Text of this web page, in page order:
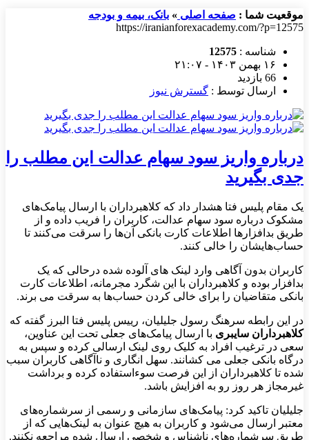
موقعیت شما : صفحه اصلی » بانک، بیمه و بودجه
https://iranianforexacademy.com/?p=12575
شناسه : 12575
۱۶ بهمن ۱۴۰۳ - ۲۱:۰۷
66 بازدید
ارسال توسط : گسترش نیوز
درباره واریز سود سهام عدالت این مطلب را
جدی بگیرید
یک مقام پلیس فتا هشدار داد که کلاهبرداران با ارسال پیامک‌های
مشکوک درباره سود سهام عدالت، کاربران را فریب داده و از
طریق بدافزارها اطلاعات کارت بانکی آن‌ها را سرقت می‌کنند تا
حساب‌هایشان را خالی کنند.
کاربران بدون آگاهی وارد لینک های آلوده شده درحالی که یک
بدافزار بوده و کلاهبرداران با این شگرد مجرمانه، اطلاعات کارت
بانکی متقاضیان را برای خالی کردن حساب‌ها به سرقت می برند.
در این رابطه سرهنگ رسول جلیلیان، رییس پلیس فتا البرز گفته که
کلاهبرداران سایبری با ارسال پیامک‌های جعلی تحت این عناوین،
سعی در ترغیب افراد به کلیک روی لینک ارسالی کرده و سپس به
درگاه بانکی جعلی می کشانند. سهل انگاری و ناآگاهی کاربران سبب
شده تا کلاهبرداران از این فرصت سوءاستفاده کرده و برداشت
غیرمجاز هر روز رو به افزایش باشد.
جلیلیان تاکید کرد: پیامک‌های سازمانی و رسمی از سرشماره‌های
معتبر ارسال می‌شود و کاربران به هیچ عنوان به لینک‌هایی که از
طریق سرشماره‌های ناشناس و شخصی ارسال شده مراجعه نکنند.